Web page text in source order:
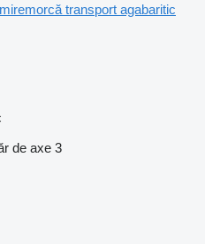
transport agabaritic
de axe 3